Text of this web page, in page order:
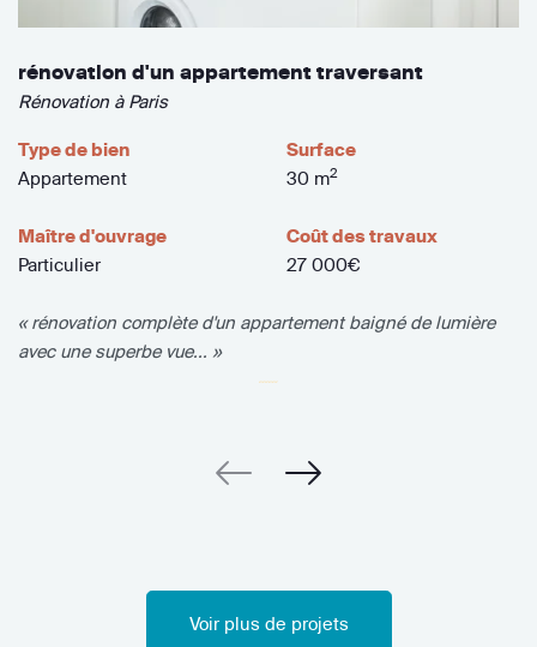
rénovation d'un appartement traversant
Rénovation à Paris
Type de bien
Appartement
Surface
30 m2
Maître d'ouvrage
Particulier
Coût des travaux
27 000€
« rénovation complète d'un appartement baigné de lumière
avec une superbe vue... »
Voir plus de projets